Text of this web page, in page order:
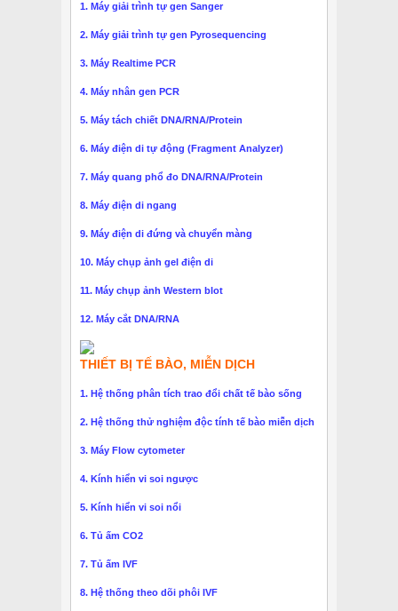
1. Máy giải trình tự gen Sanger
2. Máy giải trình tự gen Pyrosequencing
3. Máy Realtime PCR
4. Máy nhân gen PCR
5. Máy tách chiết DNA/RNA/Protein
6. Máy điện di tự động (Fragment Analyzer)
7. Máy quang phổ đo DNA/RNA/Protein
8. Máy điện di ngang
9. Máy điện di đứng và chuyển màng
10. Máy chụp ảnh gel điện di
11. Máy chụp ảnh Western blot
12. Máy cắt DNA/RNA
THIẾT BỊ TẾ BÀO, MIỄN DỊCH
1. Hệ thống phân tích trao đổi chất tế bào sống
2. Hệ thống thử nghiệm độc tính tế bào miễn dịch
3. Máy Flow cytometer
4. Kính hiển vi soi ngược
5. Kính hiển vi soi nổi
6. Tủ ấm CO2
7. Tủ ấm IVF
8. Hệ thống theo dõi phôi IVF